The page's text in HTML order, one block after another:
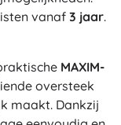
vanaf 3 jaar.
MAXIM-
oversteek
maakt. Dankzij